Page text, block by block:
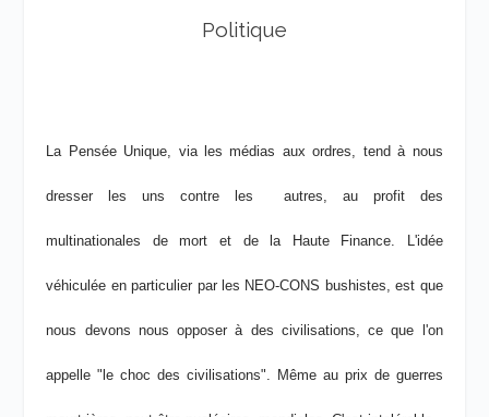
Politique
La Pensée Unique, via les médias aux ordres, tend à nous
dresser les uns contre les autres, au profit des
multinationales de mort et de la Haute Finance. L'idée
véhiculée en particulier par les NEO-CONS bushistes, est que
nous devons nous opposer à des civilisations, ce que l'on
appelle "le choc des civilisations". Même au prix de guerres